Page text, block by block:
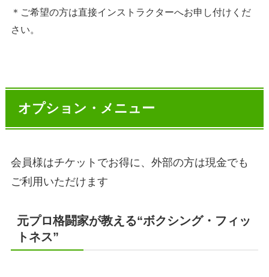
＊ご希望の方は直接インストラクターへお申し付けくだ
さい。
オプション・メニュー
会員様はチケットでお得に、外部の方は現金でも
ご利用いただけます
元プロ格闘家が教える“ボクシング・フィッ
トネス”